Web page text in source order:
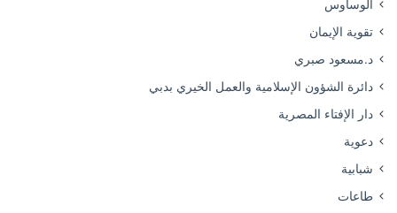
الوساوس
تقوية الإيمان
د.مسعود صبري
دائرة الشؤون الإسلامية والعمل الخيري بدبي
دار الإفتاء المصرية
دعوية
شبابية
طاعات